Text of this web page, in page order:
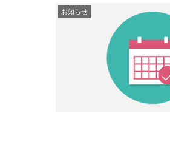
お知らせ